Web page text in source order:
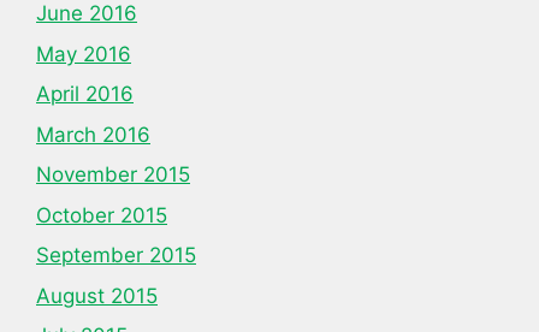
June 2016
May 2016
April 2016
March 2016
November 2015
October 2015
September 2015
August 2015